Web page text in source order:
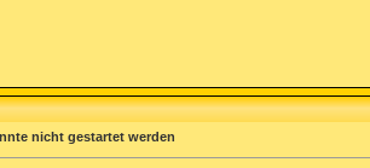
nicht gestartet werden